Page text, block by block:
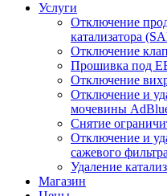
Услуги
Отключение
катализатора
Отключение
Прошивка под
Отключение
Отключение и
мочевины
Снятие
Отключение и
сажевого
Удаление
Магазин